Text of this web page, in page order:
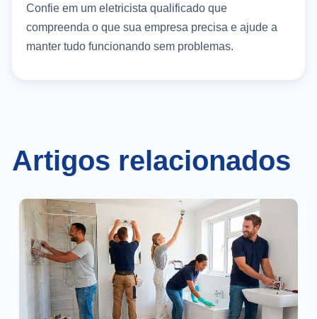
Confie em um eletricista qualificado que
compreenda o que sua empresa precisa e ajude a
manter tudo funcionando sem problemas.
Artigos relacionados